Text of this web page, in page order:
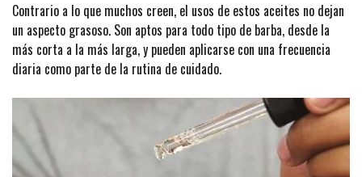
Contrario a lo que muchos creen, el usos de estos aceites no dejan
un aspecto grasoso. Son aptos para todo tipo de barba, desde la
más corta a la más larga, y pueden aplicarse con una frecuencia
diaria como parte de la rutina de cuidado.